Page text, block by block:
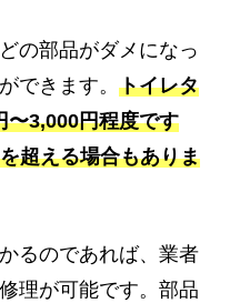
の部品がダメになっ
できます。 トイレタ
〜3,000円程度です
超える場合もありま
るのであれば、業者
理が可能です。部品